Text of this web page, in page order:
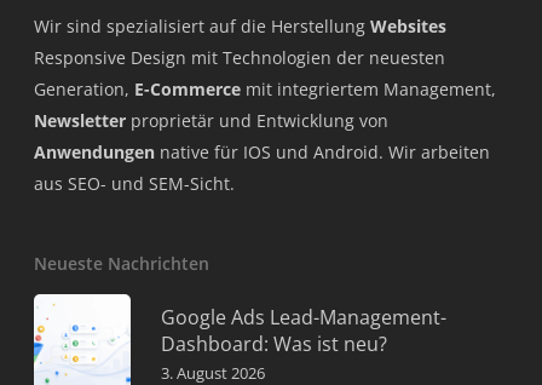
Wir sind spezialisiert auf die Herstellung Websites
Responsive Design mit Technologien der neuesten
Generation, E-Commerce mit integriertem Management,
Newsletter proprietär und Entwicklung von
Anwendungen native für IOS und Android. Wir arbeiten
aus SEO- und SEM-Sicht.
Neueste Nachrichten
Google Ads Lead-Management-
Dashboard: Was ist neu?
3. August 2026